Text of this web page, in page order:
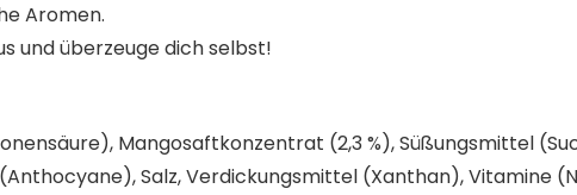
Aromen.
und überzeuge dich selbst!
Mangosaftkonzentrat (2,3 %), Süßungsmittel
Salz, Verdickungsmittel (Xanthan), Vitamine